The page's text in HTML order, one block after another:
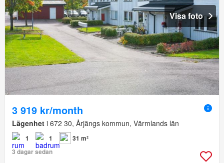
Visa foto
3 919 kr/month
Lägenhet i 672 30, Årjängs kommun, Värmlands län
1 1
31 m²
3 dagar sedan